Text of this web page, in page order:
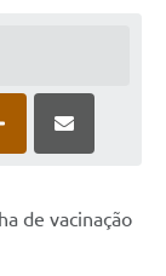
de vacinação